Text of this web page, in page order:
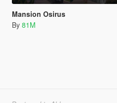
Mansion Osirus
By 81M